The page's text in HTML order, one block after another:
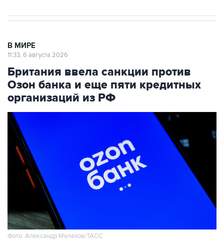
В МИРЕ
11:33, 6 августа 2026
Британия ввела санкции против
Озон банка и еще пяти кредитных
организаций из РФ
Фото: Александр Мелехов/ТАСС